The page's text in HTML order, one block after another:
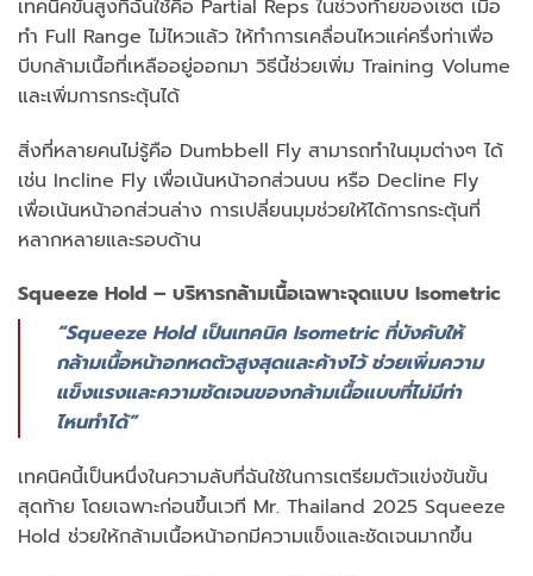
เทคนิคขั้นสูงที่ฉันใช้คือ Partial Reps ในช่วงท้ายของเซต เมื่อ
ทำ Full Range ไม่ไหวแล้ว ให้ทำการเคลื่อนไหวแค่ครึ่งท่าเพื่อ
บีบกล้ามเนื้อที่เหลืออยู่ออกมา วิธีนี้ช่วยเพิ่ม Training Volume
และเพิ่มการกระตุ้นได้
สิ่งที่หลายคนไม่รู้คือ Dumbbell Fly สามารถทำในมุมต่างๆ ได้
เช่น Incline Fly เพื่อเน้นหน้าอกส่วนบน หรือ Decline Fly
เพื่อเน้นหน้าอกส่วนล่าง การเปลี่ยนมุมช่วยให้ได้การกระตุ้นที่
หลากหลายและรอบด้าน
Squeeze Hold – บริหารกล้ามเนื้อเฉพาะจุดแบบ Isometric
“Squeeze Hold เป็นเทคนิค Isometric ที่บังคับให้
กล้ามเนื้อหน้าอกหดตัวสูงสุดและค้างไว้ ช่วยเพิ่มความ
แข็งแรงและความชัดเจนของกล้ามเนื้อแบบที่ไม่มีท่า
ไหนทำได้”
เทคนิคนี้เป็นหนึ่งในความลับที่ฉันใช้ในการเตรียมตัวแข่งขันขั้น
สุดท้าย โดยเฉพาะก่อนขึ้นเวที Mr. Thailand 2025 Squeeze
Hold ช่วยให้กล้ามเนื้อหน้าอกมีความแข็งและชัดเจนมากขึ้น